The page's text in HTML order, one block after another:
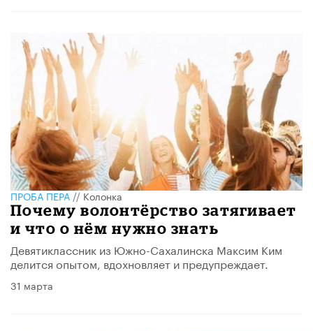
ПРОБА ПЕРА//Колонка
Почему волонтёрство затягивает
и что о нём нужно знать
Девятиклассник из Южно-Сахалинска Максим Ким
делится опытом, вдохновляет и предупреждает.
31 марта